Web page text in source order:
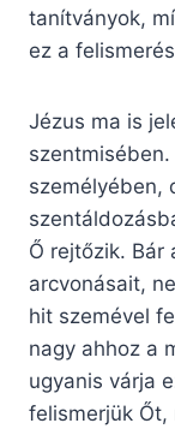
tanítványok,
ez a
Jézus ma is
személyében,
Ő rejtőzik. Bár
arcvonásait,
hit szemével
nagy ahhoz a
ugyanis várja
felismerjük Őt,